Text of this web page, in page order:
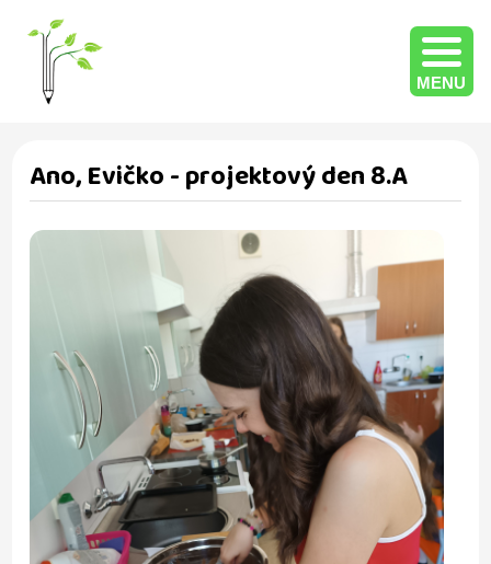
MENU
Ano, Evičko - projektový den 8.A